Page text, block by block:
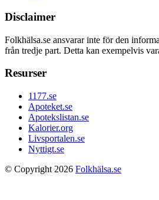
Disclaimer
Folkhälsa.se ansvarar inte för den
från tredje part. Detta kan exempelvis
Resurser
1177.se
Apoteket.se
Apotekslistan.se
Kalorier.org
Livsportalen.se
Nyttigt.se
© Copyright 2026 Folkhälsa.se